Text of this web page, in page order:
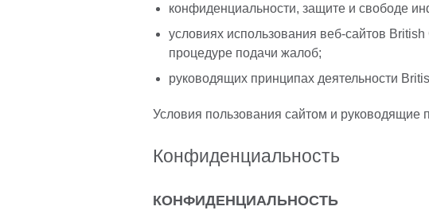
конфиденциальности, защите и свободе
условиях использования веб-сайтов
процедуре подачи жалоб;
руководящих принципах деятельности
Условия пользования сайтом и руководящие
Конфиденциальность
КОНФИДЕНЦИАЛЬНОСТЬ